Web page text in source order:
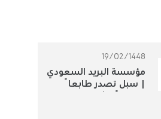
19/02/1448
مؤسسة البريد السعودي
| سبل تصدر طابعاً
تذكارياً لتوثيق الجوائز